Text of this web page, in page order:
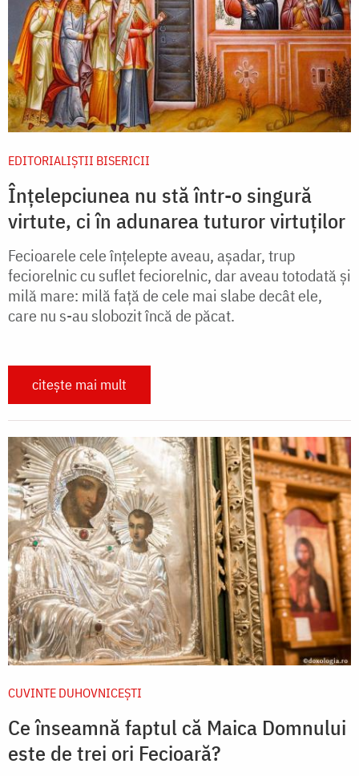
EDITORIALIȘTII BISERICII
Înțelepciunea nu stă într-o singură
virtute, ci în adunarea tuturor virtuților
Fecioarele cele înțelepte aveau, așadar, trup
feciorelnic cu suflet feciorelnic, dar aveau totodată și
milă mare: milă față de cele mai slabe decât ele,
care nu s-au slobozit încă de păcat.
citește mai mult
CUVINTE DUHOVNICEȘTI
Ce înseamnă faptul că Maica Domnului
este de trei ori Fecioară?